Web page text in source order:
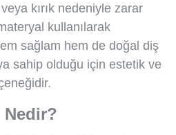
kırık nedeniyle zarar
kullanılarak
sağlam hem de doğal diş
sahip olduğu için estetik ve
Nedir?